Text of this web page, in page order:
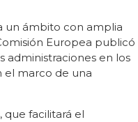
un ámbito con amplia
Europea publicó
en los
el marco de una
que facilitará el